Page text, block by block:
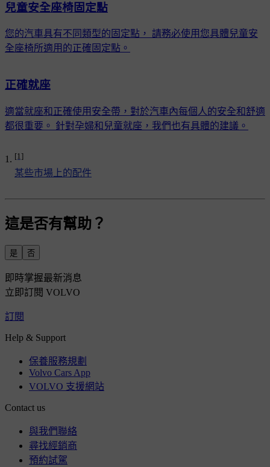
[1]
某些市場上的配件
兒童安全座椅固定點
您的汽車具有不同類型的固定點， 請務必使用您具體兒童安
全座椅所適用的正確固定點。
正確就座
適當就座和正確使用安全帶，對於汽車內每個人的安全和舒適
都很重要。 針對孕婦和兒童就座，我們也有具體的建議。
這是否有幫助？
是 否